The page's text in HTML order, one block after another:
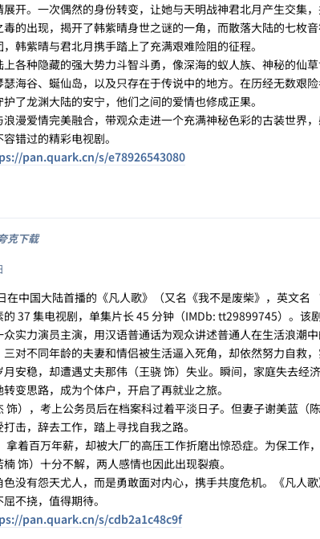
开。一次偶然的身份转变，让她与天明战神君北月产生交集
的出现，揭开了韩紫晴身世之谜的一角，而散落大陆的七枚
韩紫晴与君北月携手踏上了充满艰难险阻的征程。
各种隐藏的强大势力斗智斗勇，像深海的蚁人族、神秘的仙
海谷、蜒仙岛，以及只存在于传说中的地方。在历经无数艰
了龙渊大陆的安宁，他们之间的爱情也修成正果。
浪漫爱情完美融合，带观众走进一个充满神秘色彩的古装世界
错过的精彩电视剧。
pan.quark.cn/s/e78926543080
克下载
在中国大陆首播的《凡人歌》（又名《我不是废柴》，英文
37 集电视剧，单集片长 45 分钟（IMDb: tt29899745）。该
实力演员主演，用汉语普通话为观众讲述普通人在生活浪潮中
对不同年龄的夫妻和情侣被生活逼入死角，却依然努力自救，
安稳，却遭遇丈夫那伟（王骁 饰）失业。瞬间，家庭失去经
变思路，成为个体户，开启了再就业之旅。
饰），考上公务员后在档案科过着平淡日子。但妻子谢美蓝（
击，辞去工作，踏上寻找自我之路。
拿着百万年薪，却被大厂的高压工作折磨出惊恐症。为保工作
饰）十分不解，两人感情也因此出现裂痕。
没有怨天尤人，而是勇敢面对内心，携手共度危机。《凡人
不挠，值得期待。
pan.quark.cn/s/cdb2a1c48c9f